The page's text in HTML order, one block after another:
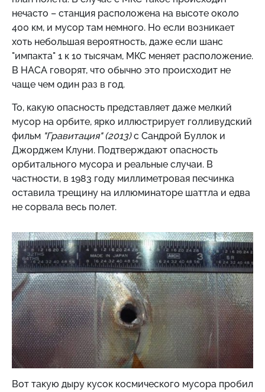
нечасто – станция расположена на высоте около
400 км, и мусор там немного. Но если возникает
хоть небольшая вероятность, даже если шанс
"импакта" 1 к 10 тысячам, МКС меняет расположение.
В НАСА говорят, что обычно это происходит не
чаще чем один раз в год.
То, какую опасность представляет даже мелкий
мусор на орбите, ярко иллюстрирует голливудский
фильм "Гравитация" (2013)с Сандрой Буллок и
Джорджем Клуни. Подтверждают опасность
орбитального мусора и реальные случаи. В
частности, в 1983 году миллиметровая песчинка
оставила трещину на иллюминаторе шаттла и едва
не сорвала весь полет.
Вот такую ​​дыру кусок космического мусора пробил